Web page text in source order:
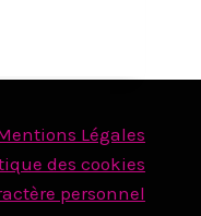
Légales
des cookies
personnel